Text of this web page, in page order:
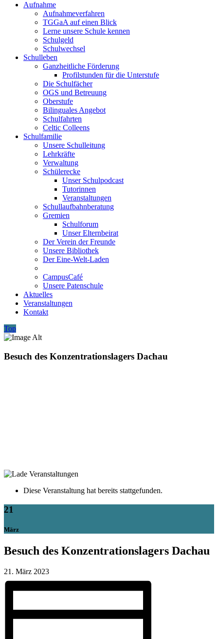
Aufnahme
Aufnahmeverfahren
TGGaA auf einen Blick
Lerne unsere Schule kennen
Schulgeld
Schulwechsel
Schulleben
Ganzheitliche Förderung
Profilstunden für die Unterstufe
Die Schulfächer
OGS und Betreuung
Oberstufe
Bilinguales Angebot
Schulfahrten
Celtic Colleens
Schulfamilie
Unsere Schulleitung
Lehrkräfte
Verwaltung
Schülerecke
Unser Schulpodcast
Tutorinnen
Veranstaltungen
Schullaufbahnberatung
Gremien
Schulforum
Unser Elternbeirat
Der Verein der Freunde
Unsere Bibliothek
Der Eine-Welt-Laden
CampusCafé
Unsere Patenschule
Aktuelles
Veranstaltungen
Kontakt
Top
Besuch des Konzentrationslagers Dachau
Diese Veranstaltung hat bereits stattgefunden.
21
März
Besuch des Konzentrationslagers Dachau
21. März 2023